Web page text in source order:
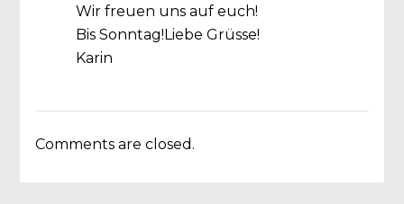
Wir freuen uns auf euch!
Bis Sonntag!Liebe Grüsse!
Karin
Comments are closed.